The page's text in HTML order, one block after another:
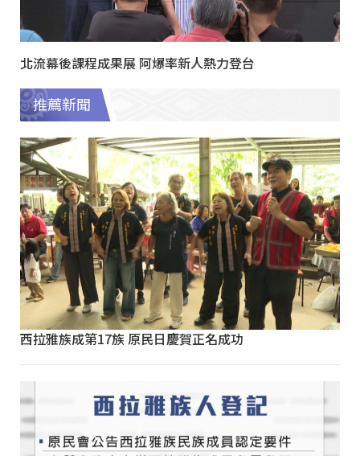
北流幕後課程成果展 阿爆率新人熱力登台
推薦新聞
西拉雅族成第17族 原民日慶賀正名成功